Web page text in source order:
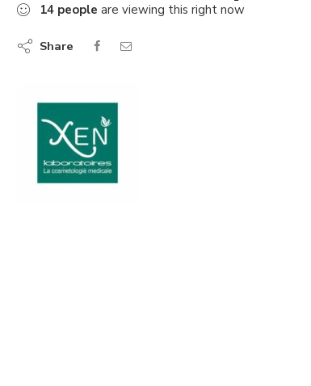
14 people are viewing this right now
Share